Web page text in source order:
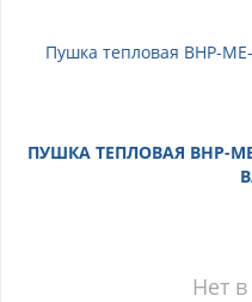
ПУШКА ТЕПЛОВАЯ BHP-
Нет